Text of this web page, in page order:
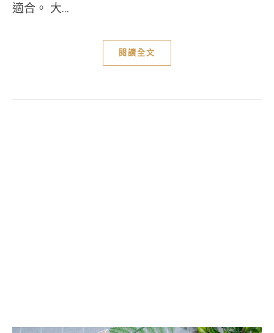
適合。 大...
閱讀全文